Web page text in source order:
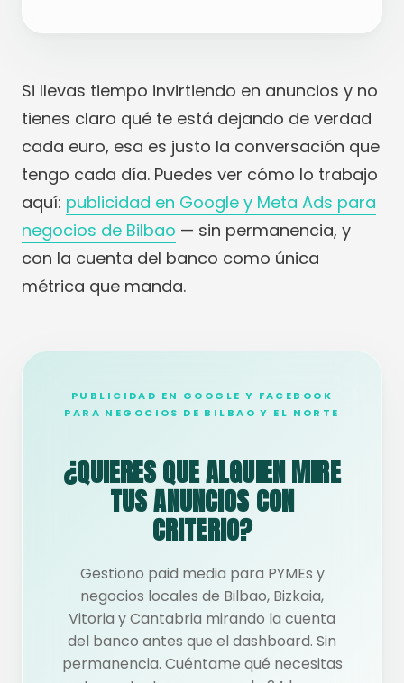
Si llevas tiempo invirtiendo en anuncios y no
tienes claro qué te está dejando de verdad
cada euro, esa es justo la conversación que
tengo cada día. Puedes ver cómo lo trabajo
aquí: publicidad en Google y Meta Ads para
negocios de Bilbao — sin permanencia, y
con la cuenta del banco como única
métrica que manda.
PUBLICIDAD EN GOOGLE Y FACEBOOK
PARA NEGOCIOS DE BILBAO Y EL NORTE
¿QUIERES QUE ALGUIEN MIRE
TUS ANUNCIOS CON
CRITERIO?
Gestiono paid media para PYMEs y
negocios locales de Bilbao, Bizkaia,
Vitoria y Cantabria mirando la cuenta
del banco antes que el dashboard. Sin
permanencia. Cuéntame qué necesitas